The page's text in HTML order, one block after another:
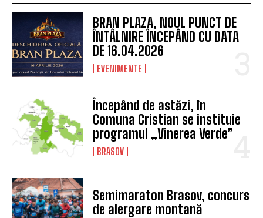
BRAN PLAZA, NOUL PUNCT DE
ÎNTÂLNIRE ÎNCEPÂND CU DATA
DE 16.04.2026
EVENIMENTE
Începând de astăzi, în
Comuna Cristian se instituie
programul „Vinerea Verde”
BRASOV
Semimaraton Brasov, concurs
de alergare montană